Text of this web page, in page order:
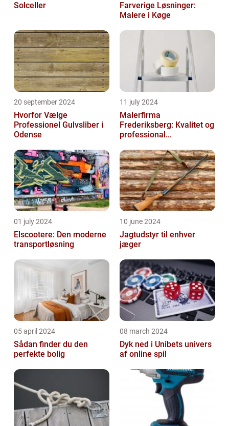
Solceller
Farverige Løsninger:
Malere i Køge
20 september 2024
Hvorfor Vælge
Professionel Gulvsliber i
Odense
11 july 2024
Malerfirma
Frederiksberg: Kvalitet og
professional...
01 july 2024
Elscootere: Den moderne
transportløsning
10 june 2024
Jagtudstyr til enhver
jæger
05 april 2024
Sådan finder du den
perfekte bolig
08 march 2024
Dyk ned i Unibets univers
af online spil